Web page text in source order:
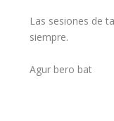
Las sesiones de
siempre.
Agur bero bat